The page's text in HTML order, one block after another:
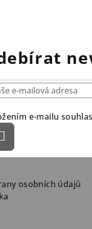
e-mailu
osobních údajů